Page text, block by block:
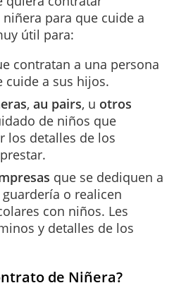
para que cuide a
útil para:
contratan a una persona
cuide a sus hijos.
, au pairs, u otros
de niños que
los detalles de los
que se dediquen a
o realicen
con niños. Les
y detalles de los
de Niñera?